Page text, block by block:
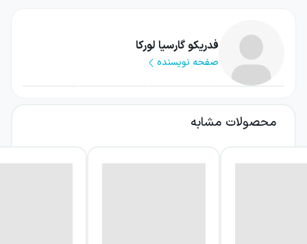
فدریکو گارسیا لورکا
صفحه نویسنده
محصولات مشابه